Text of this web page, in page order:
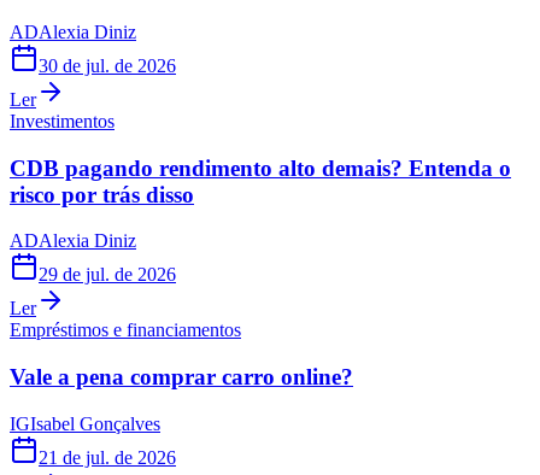
ADAlexia Diniz
30 de jul. de 2026
Ler
Investimentos
CDB pagando rendimento alto demais? Entenda o
risco por trás disso
ADAlexia Diniz
29 de jul. de 2026
Ler
Empréstimos e financiamentos
Vale a pena comprar carro online?
IGIsabel Gonçalves
21 de jul. de 2026